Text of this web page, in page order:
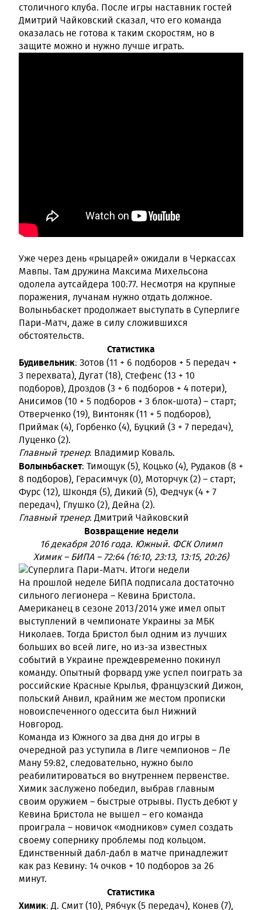
столичного клуба. После игры наставник гостей
Дмитрий Чайковский сказал, что его команда
оказалась не готова к таким скоростям, но в
защите можно и нужно лучше играть.
Уже через день «рыцарей» ожидали в Черкассах
Мавпы. Там дружина Максима Михельсона
одолела аутсайдера 100:77. Несмотря на крупные
поражения, лучанам нужно отдать должное.
Волыньбаскет продолжает выступать в Суперлиге
Пари-Матч, даже в силу сложившихся
обстоятельств.
Статистика
Будивельник: Зотов (11 + 6 подборов + 5 передач +
3 перехвата), Дугат (18), Стефенс (13 + 10
подборов), Дроздов (3 + 6 подборов + 4 потери),
Анисимов (10 + 5 подборов + 3 блок-шота) – старт;
Отверченко (19), Винтоняк (11 + 5 подборов),
Приймак (4), Горбенко (4), Буцкий (3 + 7 передач),
Луценко (2).
Главный тренер: Владимир Коваль.
Волыньбаскет: Тимощук (5), Коцько (4), Рудаков (8 +
8 подборов), Герасимчук (0), Моторчук (2) – старт;
Фурс (12), Шкондя (5), Дикий (5), Федчук (4 + 7
передач), Глушко (2), Дейна (2).
Главный тренер: Дмитрий Чайковский
Возвращение недели
16 декабря 2016 года. Южный. ФСК Олимп
Химик – БИПА – 72:64 (16:10, 23:13, 13:15, 20:26)
На прошлой неделе БИПА подписала достаточно
сильного легионера – Кевина Бристола.
Американец в сезоне 2013/2014 уже имел опыт
выступлений в чемпионате Украины за МБК
Николаев. Тогда Бристол был одним из лучших
больших во всей лиге, но из-за известных
событий в Украине преждевременно покинул
команду. Опытный форвард уже успел поиграть за
российские Красные Крылья, французский Дижон,
польский Анвил, крайним же местом прописки
новоиспеченного одессита был Нижний
Новгород.
Команда из Южного за два дня до игры в
очередной раз уступила в Лиге чемпионов – Ле
Ману 59:82, следовательно, нужно было
реабилитироваться во внутреннем первенстве.
Химик заслужено победил, выбрав главным
своим оружием – быстрые отрывы. Пусть дебют у
Кевина Бристола не вышел – его команда
проиграла – новичок «модников» сумел создать
своему сопернику проблемы под кольцом.
Единственный дабл-дабл в матче принадлежит
как раз Кевину: 14 очков + 10 подборов за 26
минут.
Статистика
Химик: Д. Смит (10), Рябчук (5 передач), Конев (7),